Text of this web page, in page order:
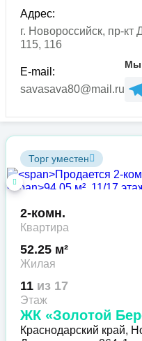
Адрес:
г. Новороссийск, пр-
115, 116
E-mail:
savasava80@mail.ru
Мы
Торг уместен
2-комн.
Квартира
52.25 м²
Жилая
11 из 17
Этаж
ЖК «Золотой
Краснодарский край,